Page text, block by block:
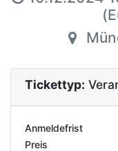
(
Tickettyp:
Anmeldefrist
Preis